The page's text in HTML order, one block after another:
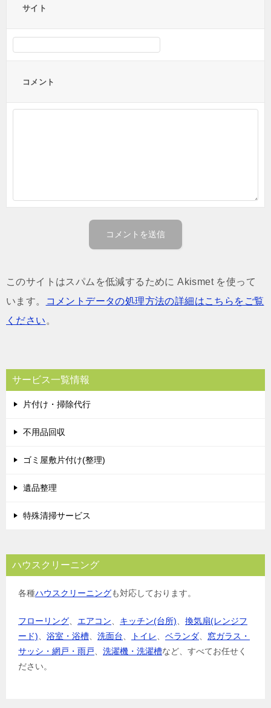
サイト
コメント
このサイトはスパムを低減するために Akismet を使って
います。
コメントデータの処理方法の詳細はこちらをご覧
ください 。
サービス一覧情報
片付け・掃除代行
不用品回収
ゴミ屋敷片付け(整理)
遺品整理
特殊清掃サービス
ハウスクリーニング
各種ハウスクリーニングも対応しております。
フローリング、 エアコン、 キッチン(台所)、 換気扇(レンジフ
ード)、 浴室・浴槽、 洗面台、 トイレ、 ベランダ、 窓ガラス・
サッシ・網戸・雨戸、 洗濯機・洗濯槽など、すべてお任せく
ださい。